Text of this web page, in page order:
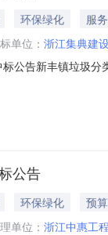
环保绿化
服务
单位： 浙江集典建
公告新丰镇垃圾
设单位嘉兴市丰
公告
环保绿化
预
单位： 浙江中惠工